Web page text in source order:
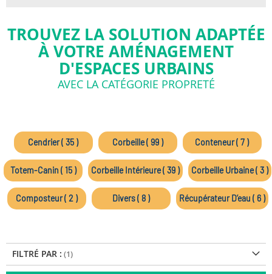
TROUVEZ LA SOLUTION ADAPTÉE
À VOTRE AMÉNAGEMENT
D'ESPACES URBAINS
AVEC LA CATÉGORIE PROPRETÉ
Cendrier ( 35 ) Corbeille ( 99 ) Conteneur ( 7 )
Totem-Canin ( 15 ) Corbeille Intérieure ( 39 ) Corbeille Urbaine ( 3 )
Composteur ( 2 ) Divers ( 8 ) Récupérateur D’eau ( 6 )
FILTRÉ PAR :